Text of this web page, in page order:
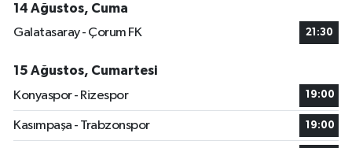
14 Ağustos, Cuma
Galatasaray - Çorum FK
21:30
15 Ağustos, Cumartesi
Konyaspor - Rizespor
19:00
Kasımpaşa - Trabzonspor 19:00